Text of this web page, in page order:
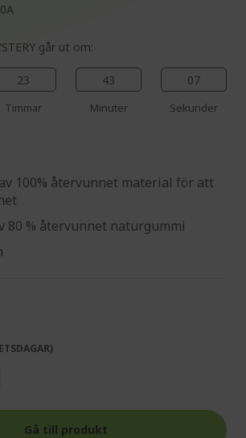
går ut om:
23
Timmar
43
Minuter
06
Sekunder
100% återvunnet material för att
80 % återvunnet naturgummi
Gå till produkt